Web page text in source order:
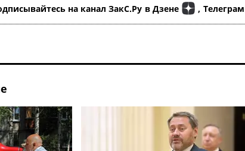
на канал ЗакС.Ру в Дзене , Телеграм